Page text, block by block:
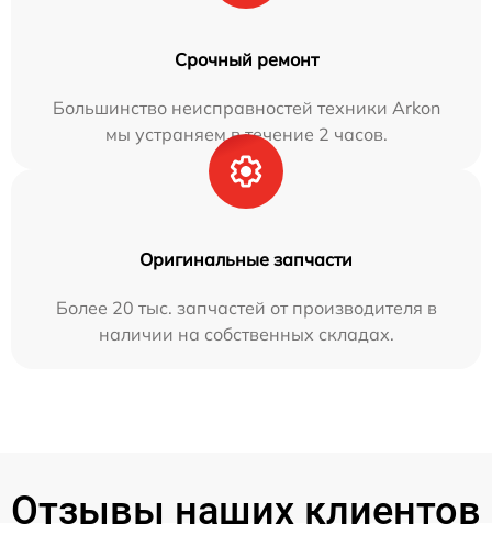
Срочный ремонт
Большинство неисправностей техники Arkon
мы устраняем в течение 2 часов.
Оригинальные запчасти
Более 20 тыс. запчастей от производителя в
наличии на собственных складах.
Отзывы наших клиентов